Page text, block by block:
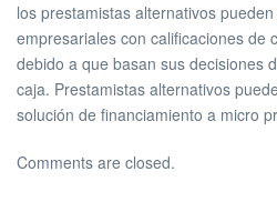
los prestamistas alternativos
empresariales con calificaciones de
debido a que basan sus decisiones
caja. Prestamistas alternativos
solución de financiamiento a micro
Comments are closed.